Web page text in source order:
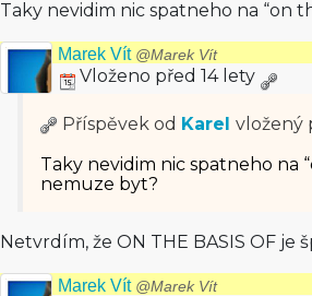
Taky nevidim nic spatneho na “on
Marek Vít @Marek Vít
Vloženo před 14 lety
Příspěvek od Karel vložený
Taky nevidim nic spatneho na
nemuze byt?
Netvrdím, že ON THE BASIS OF je
Marek Vít @Marek Vít